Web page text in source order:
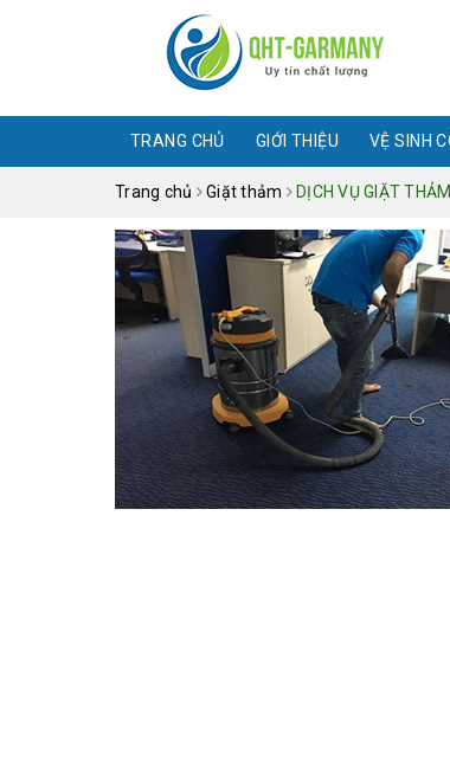
TRANG CHỦ GIỚI THIỆU VỆ SINH
Trang chủ Giặt thảm DỊCH VỤ GIẶT